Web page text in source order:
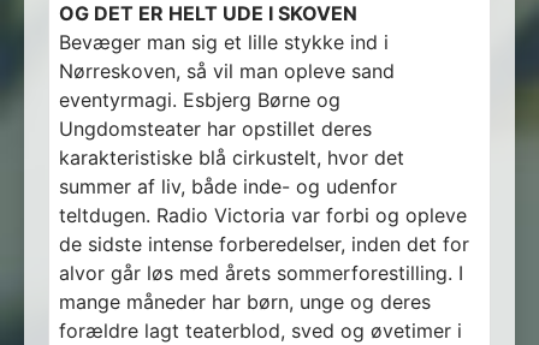
OG DET ER HELT UDE I SKOVEN
Bevæger man sig et lille stykke ind i
Nørreskoven, så vil man opleve sand
eventyrmagi. Esbjerg Børne og
Ungdomsteater har opstillet deres
karakteristiske blå cirkustelt, hvor det
summer af liv, både inde- og udenfor
teltdugen. Radio Victoria var forbi og opleve
de sidste intense forberedelser, inden det for
alvor går løs med årets sommerforestilling. I
mange måneder har børn, unge og deres
forældre lagt teaterblod, sved og øvetimer i